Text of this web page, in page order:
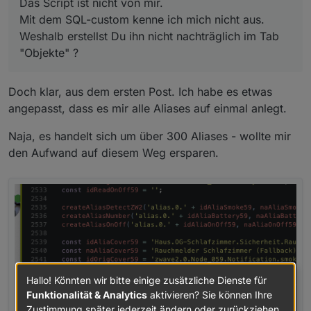
if(gewerk && getObject('enum.functions.' +
let obj = getObject('enum.functions.' +
       obj.common.members.push(idDst);
setObject('enum.functions.' + gewerk,
}
var typeAlias, read, write, role, desc, min,
const idAliaOnOff11 = 'Test.On6';
const naAliaOnOff11 = 'Test';
unterstenin meinem ersten Post
Mit dem SQL-custom kenne ich mich nicht aus.
Weshalb erstellst Du ihn nicht nachträglich im Tab
"Objekte" ?
Doch klar, aus dem ersten Post. Ich habe es etwas
angepasst, dass es mir alle Aliases auf einmal anlegt.
Naja, es handelt sich um über 300 Aliases - wollte mir
den Aufwand auf diesem Weg ersparen.
Hallo! Könnten wir bitte einige zusätzliche Dienste für
Funktionalität & Analytics aktivieren? Sie können Ihre